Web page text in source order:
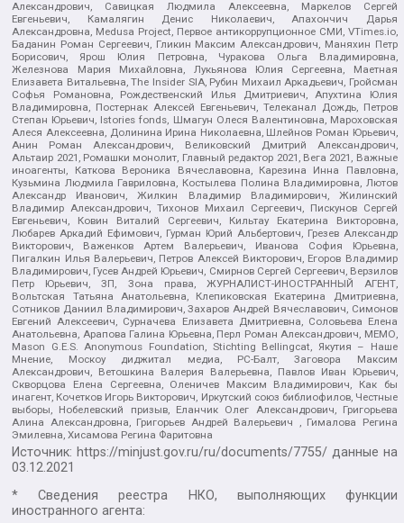
Александрович, Савицкая Людмила Алексеевна, Маркелов Сергей
Евгеньевич, Камалягин Денис Николаевич, Апахончич Дарья
Александровна, Medusa Project, Первое антикоррупционное СМИ, VTimes.io,
Баданин Роман Сергеевич, Гликин Максим Александрович, Маняхин Петр
Борисович, Ярош Юлия Петровна, Чуракова Ольга Владимировна,
Железнова Мария Михайловна, Лукьянова Юлия Сергеевна, Маетная
Елизавета Витальевна, The Insider SIA, Рубин Михаил Аркадьевич, Гройсман
Софья Романовна, Рождественский Илья Дмитриевич, Апухтина Юлия
Владимировна, Постернак Алексей Евгеньевич, Телеканал Дождь, Петров
Степан Юрьевич, Istories fonds, Шмагун Олеся Валентиновна, Мароховская
Алеся Алексеевна, Долинина Ирина Николаевна, Шлейнов Роман Юрьевич,
Анин Роман Александрович, Великовский Дмитрий Александрович,
Альтаир 2021, Ромашки монолит, Главный редактор 2021, Вега 2021, Важные
иноагенты, Каткова Вероника Вячеславовна, Карезина Инна Павловна,
Кузьмина Людмила Гавриловна, Костылева Полина Владимировна, Лютов
Александр Иванович, Жилкин Владимир Владимирович, Жилинский
Владимир Александрович, Тихонов Михаил Сергеевич, Пискунов Сергей
Евгеньевич, Ковин Виталий Сергеевич, Кильтау Екатерина Викторовна,
Любарев Аркадий Ефимович, Гурман Юрий Альбертович, Грезев Александр
Викторович, Важенков Артем Валерьевич, Иванова София Юрьевна,
Пигалкин Илья Валерьевич, Петров Алексей Викторович, Егоров Владимир
Владимирович, Гусев Андрей Юрьевич, Смирнов Сергей Сергеевич, Верзилов
Петр Юрьевич, ЗП, Зона права, ЖУРНАЛИСТ-ИНОСТРАННЫЙ АГЕНТ,
Вольтская Татьяна Анатольевна, Клепиковская Екатерина Дмитриевна,
Сотников Даниил Владимирович, Захаров Андрей Вячеславович, Симонов
Евгений Алексеевич, Сурначева Елизавета Дмитриевна, Соловьева Елена
Анатольевна, Арапова Галина Юрьевна, Перл Роман Александрович, МЕМО,
Mason G.E.S. Anonymous Foundation, Stichting Bellingcat, Якутия – Наше
Мнение, Москоу диджитал медиа, РС-Балт, Заговора Максим
Александрович, Ветошкина Валерия Валерьевна, Павлов Иван Юрьевич,
Скворцова Елена Сергеевна, Оленичев Максим Владимирович, Как бы
инагент, Кочетков Игорь Викторович, Иркутский союз библиофилов, Честные
выборы, Нобелевский призыв, Еланчик Олег Александрович, Григорьева
Алина Александровна, Григорьев Андрей Валерьевич , Гималова Регина
Эмилевна, Хисамова Регина Фаритовна
Источник: https://minjust.gov.ru/ru/documents/7755/ данные на
03.12.2021
* Сведения реестра НКО, выполняющих функции
иностранного агента: